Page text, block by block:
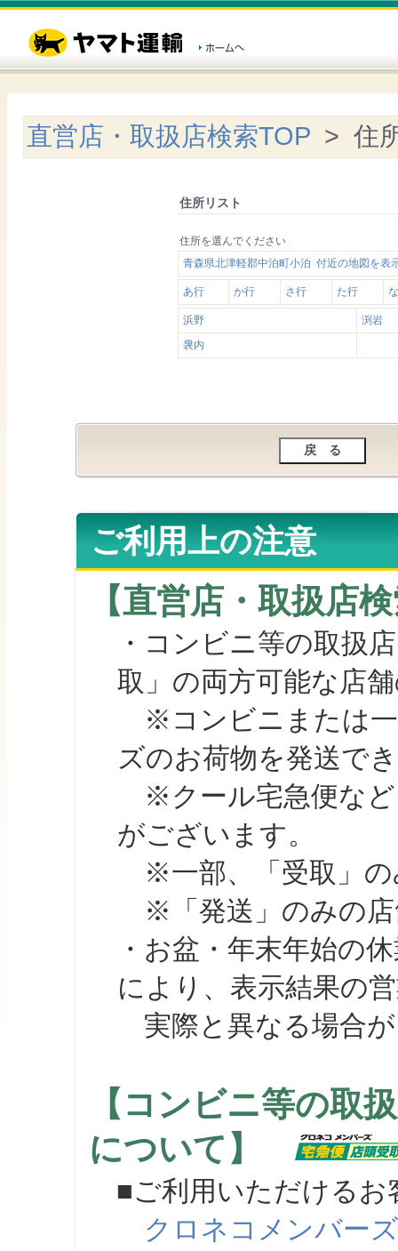
直営店・取扱店検索TOP > 住
住所リスト
住所を選んでください
青森県北津軽郡中泊町小泊 付近の地図を表
あ行 か行 さ行 た行
浜野
渕岩
袰内
ご利用上の注意
【直営店・取扱店
・コンビニ等の取扱
取」の両方可能な店
※コンビニまたは一
ズのお荷物を発送で
※クール宅急便など
がございます。
※一部、「受取」の
※「発送」のみの店
・お盆・年末年始の
により、表示結果の
実際と異なる場合が
【コンビニ等の取
について】
■ご利用いただけるお
クロネコメンバーズ